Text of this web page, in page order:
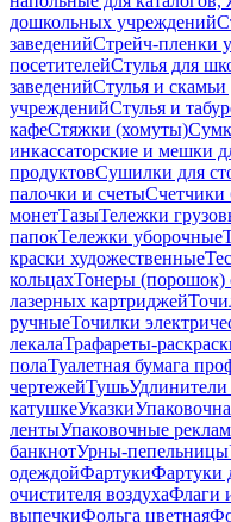
дошкольных учреждений
заведенийСтрейч-пленки
посетителейСтулья для
заведенийСтулья и
учрежденийСтулья и
кафеСтяжки (хомуты)
инкассаторские и мешки
продуктовСушилки для
палочки и счетыСчетчики
монетТазыТележки
папокТележки уборочные
краски художественные
кольцахТонеры (порошок)
лазерных картриджей
ручныеТочилки
лекалаТрафареты-
полаТуалетная бумага
чертежейТушьУдлинители
катушкеУказки
лентыУпаковочные
банкнотУрны-пепельницы
одеждойФартукиФартуки
очистителя воздухаФлаги
выпечкиФольга цветная